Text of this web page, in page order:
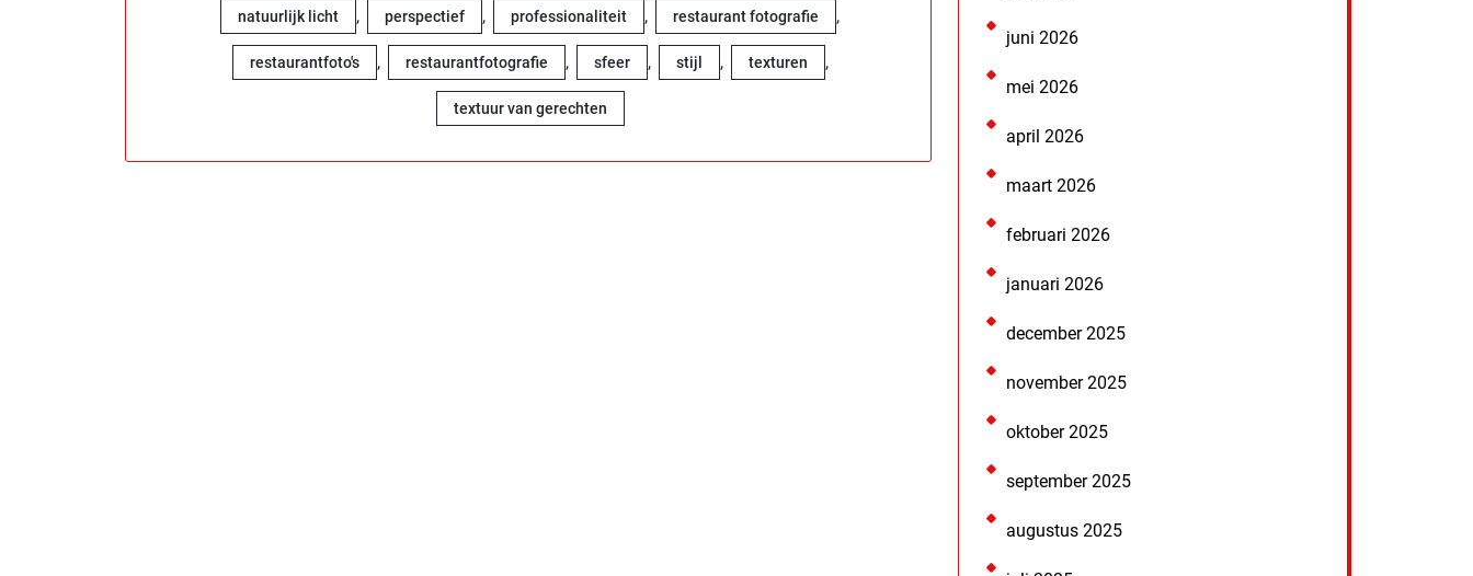
natuurlijk licht , perspectief , professionaliteit , restaurant fotografie ,
restaurantfoto's , restaurantfotografie , sfeer , stijl , texturen ,
textuur van gerechten
juni 2026
mei 2026
april 2026
maart 2026
februari 2026
januari 2026
december 2025
november 2025
oktober 2025
september 2025
augustus 2025